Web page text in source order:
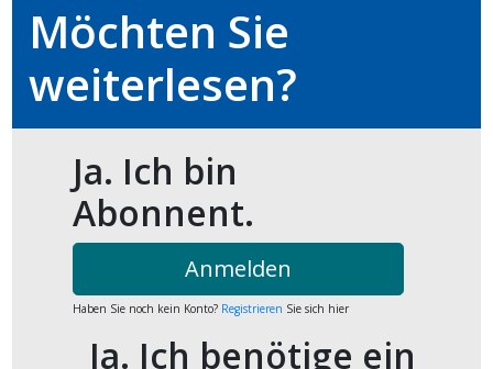
Fussball
Möchten Sie
weiterlesen?
Ja. Ich bin
Abonnent.
Anmelden
Haben Sie noch kein Konto? Registrieren Sie sich hier
Ja. Ich benötige ein